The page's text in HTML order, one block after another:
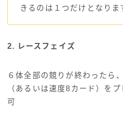
きるのは１つだけとなりま
2. レースフェイズ
６体全部の競りが終わったら
（あるいは速度8カード）を
可